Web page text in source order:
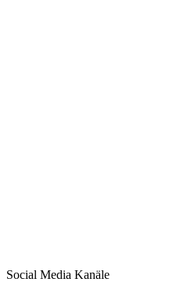
Social Media Kanäle